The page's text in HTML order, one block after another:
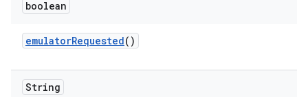
boolean
emulatorRequested()
String